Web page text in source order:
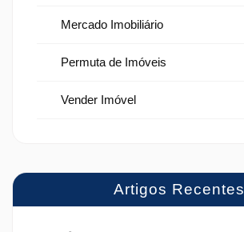
Mercado Imobiliário
Permuta de Imóveis
Vender Imóvel
Artigos Recentes